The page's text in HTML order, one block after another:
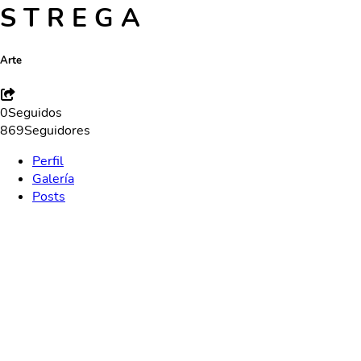
S T R E G A
Arte
0Seguidos
869Seguidores
Perfil
Galería
Posts